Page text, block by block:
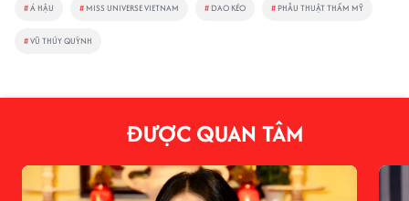
#Á HẬU # MISS UNIVERSE VIETNAM # DAO KÉO # PHẪU THUẬT THẨM MỸ
#VŨ THÚY QUỲNH
ĐƯỢC QUAN TÂM